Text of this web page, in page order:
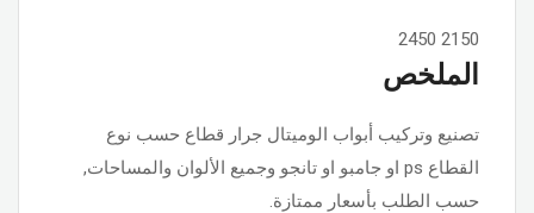
2150
2450
الملخص
تصنيع وتركيب أبواب الوميتال جرار قطاع حسب نوع
القطاع ps او جامبو او تانجو وجميع الألوان والمساحات,
حسب الطلب بأسعار ممتازة.